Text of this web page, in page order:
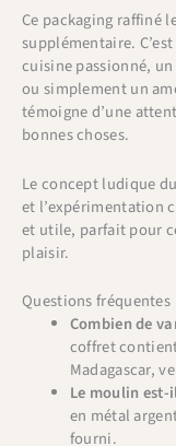
Ce packaging raffiné
supplémentaire.
cuisine passionné,
ou simplement un
témoigne d’une
bonnes choses.
Le concept ludique
et l’expérimentation
et utile, parfait pour
plaisir.
Questions fréquentes
Combien de
coffret
Madagascar,
Le moulin
en métal
fourni.